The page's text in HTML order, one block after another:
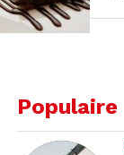
Populaire